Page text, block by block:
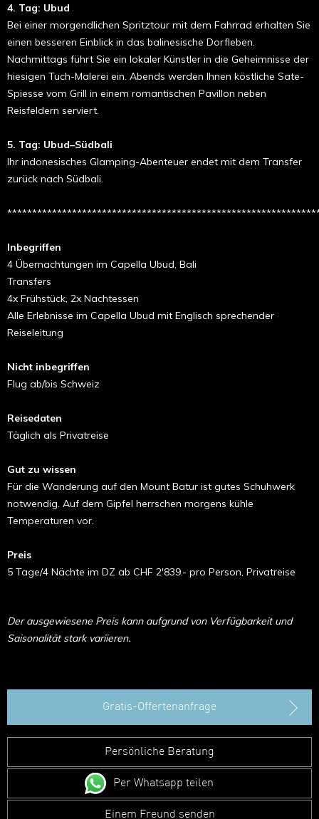
4. Tag: Ubud
Bei einer morgendlichen Spritztour mit dem Fahrrad erhalten Sie
einen besseren Einblick in das balinesische Dorfleben.
Nachmittags führt Sie ein lokaler Künstler in die Geheimnisse der
hiesigen Tuch-Malerei ein. Abends werden Ihnen köstliche Sate-
Spiesse vom Grill in einem romantischen Pavillon neben
Reisfeldern serviert.
5. Tag: Ubud–Südbali
Ihr indonesisches Glamping-Abenteuer endet mit dem Transfer
zurück nach Südbali.
Inbegriffen
4 Übernachtungen im Capella Ubud, Bali
Transfers
4x Frühstück, 2x Nachtessen
Alle Erlebnisse im Capella Ubud mit Englisch sprechender
Reiseleitung
Nicht inbegriffen
Flug ab/bis Schweiz
Reisedaten
Täglich als Privatreise
Gut zu wissen
Für die Wanderung auf den Mount Batur ist gutes Schuhwerk
notwendig. Auf dem Gipfel herrschen morgens kühle
Temperaturen vor.
Preis
5 Tage/4 Nächte im DZ ab CHF 2'839.- pro Person, Privatreise
Der ausgewiesene Preis kann aufgrund von Verfügbarkeit und
Saisonalität stark variieren.
Gratis-Offertenanfrage
Persönliche Beratung
Per Whatsapp teilen
Einem Freund senden